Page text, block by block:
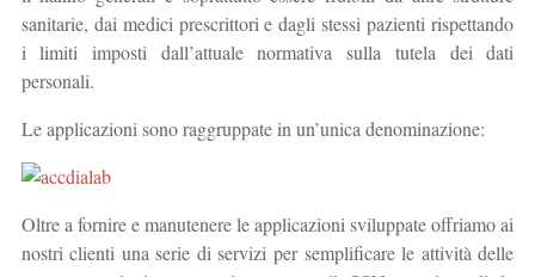
sanitarie, dai medici prescrittori e dagli stessi pazienti rispettando
i limiti imposti dall’attuale normativa sulla tutela dei dati
personali.
Le applicazioni sono raggruppate in un’unica denominazione:
Oltre a fornire e manutenere le applicazioni sviluppate offriamo ai
nostri clienti una serie di servizi per semplificare le attività delle